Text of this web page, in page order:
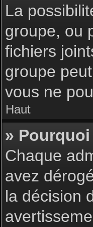
La
groupe, ou
fichiers
groupe
vous ne
Haut
»
Chaque
avez
la décision